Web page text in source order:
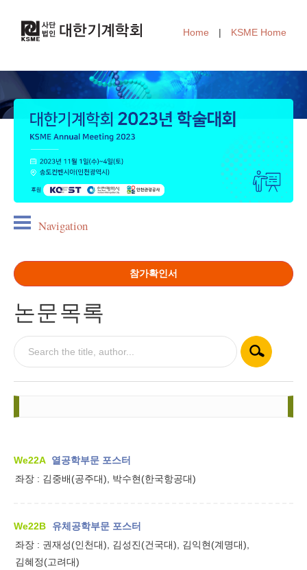
Home | KSME Home
Navigation
참가확인서
논문목록
We22A
열공학부문 포스터
좌장 : 김중배(공주대), 박수현(한국항공대)
We22B
유체공학부문 포스터
좌장 : 권재성(인천대), 김성진(건국대), 김익현(계명대),
김혜정(고려대)